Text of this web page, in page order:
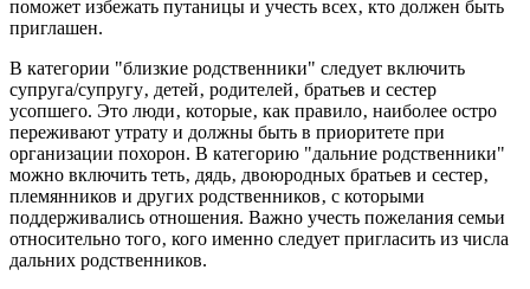
поможет избежать путаницы и учесть всех‚ кто должен быть
приглашен.
В категории "близкие родственники" следует включить
супруга/супругу‚ детей‚ родителей‚ братьев и сестер
усопшего. Это люди‚ которые‚ как правило‚ наиболее остро
переживают утрату и должны быть в приоритете при
организации похорон. В категорию "дальние родственники"
можно включить теть‚ дядь‚ двоюродных братьев и сестер‚
племянников и других родственников‚ с которыми
поддерживались отношения. Важно учесть пожелания семьи
относительно того‚ кого именно следует пригласить из числа
дальних родственников.